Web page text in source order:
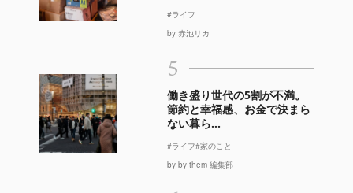
#ライフ
by 赤池リカ
5
働き盛り世代の5割が不満。
節約と幸福感、お金で決まら
ない暮ら...
#ライフ#家のこと
by by them 編集部